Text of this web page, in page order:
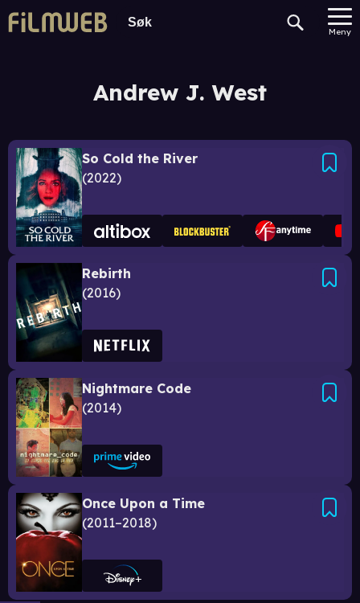
Meny
Andrew J. West
So Cold the River
2022
Rebirth
2016
Nightmare Code
2014
Once Upon a Time
2011–2018